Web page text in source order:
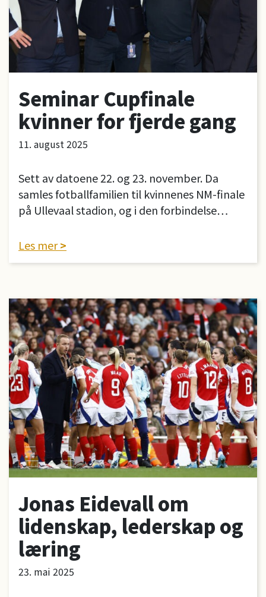
11. august 2025
Seminar Cupfinale
kvinner for fjerde gang
Sett av datoene 22. og 23. november. Da
samles fotballfamilien til kvinnenes NM-finale
på Ullevaal stadion, og i den forbindelse…
Les mer
23. mai 2025
Jonas Eidevall om
lidenskap, lederskap og
læring